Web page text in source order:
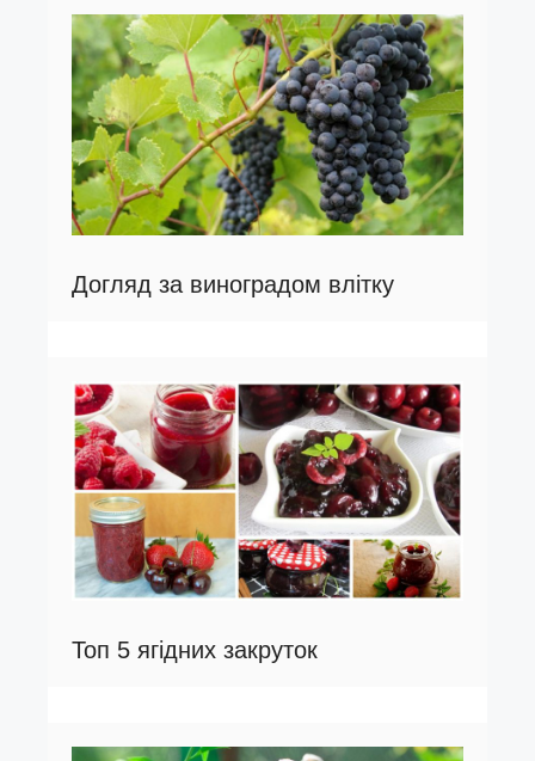
Догляд за виноградом влітку
Топ 5 ягідних закруток